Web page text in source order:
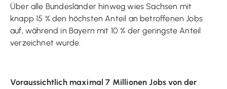
Über alle Bundesländer hinweg wies Sachsen mit
knapp 15 % den höchsten Anteil an betroffenen Jobs
auf, während in Bayern mit 10 % der geringste Anteil
verzeichnet wurde.
Voraussichtlich maximal 7 Millionen Jobs von der